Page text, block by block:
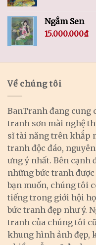
Ngắm Sen
15.000.000₫
Về chúng tôi
BanTranh đang cung
tranh sơn mài nghệ
sĩ tài năng trên khắp
tranh độc đáo,
ưng ý nhất. Bên cạnh
những bức tranh
bạn muốn, chúng tôi
tiếng trong giới hội
bức tranh đẹp như ý.
tranh của chúng tôi
khung hình ảnh đẹp,